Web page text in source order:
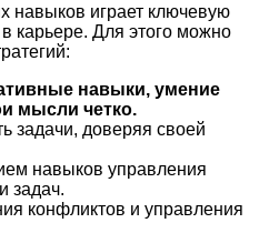
навыков играет ключевую
карьере. Для этого можно
навыки, умение
мысли четко.
задачи, доверяя своей
навыков управления
задач.
конфликтов и управления